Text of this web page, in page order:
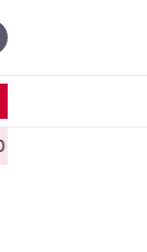
i socijalnu